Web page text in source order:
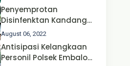
Penyemprotan
Disinfenktan Kandang
Ternak Kambing warga
Oleh Satgas Ops Aman
Nusa II Polda Kalbar*
August 06, 2022
Antisipasi Kelangkaan
Personil Polsek Embaloh